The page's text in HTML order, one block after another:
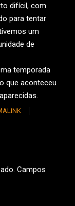
difícil, com
para tentar
um
de
temporada
que aconteceu
Campos